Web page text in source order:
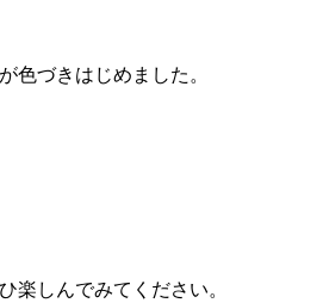
色づきはじめました。
楽しんでみてください。